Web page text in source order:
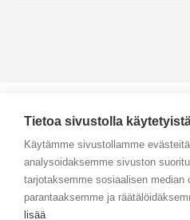
Yhteystiedot
Selaa tuotteita
Tietoa sivustolla
Käytämme sivustollamme
analysoidaksemme sivuston
tarjotaksemme sosiaalisen median
parantaaksemme ja
lisää